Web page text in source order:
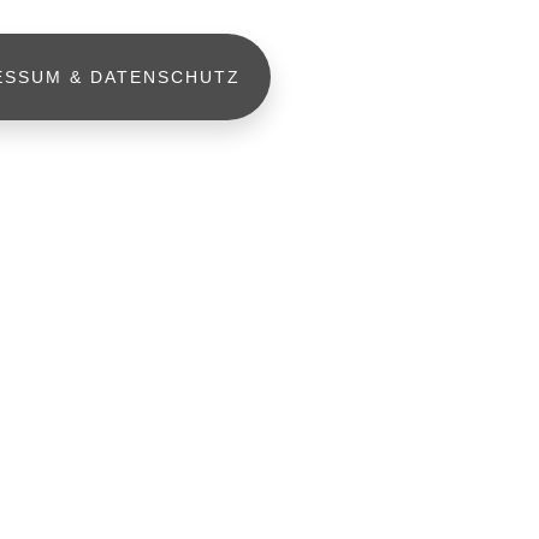
& DATENSCHUTZ